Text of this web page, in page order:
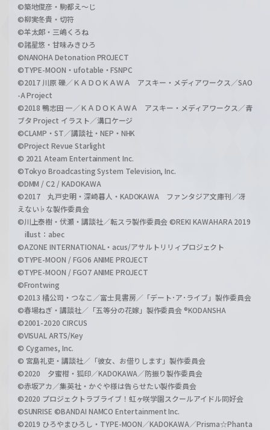
©築地俊彦・駒都え～じ
©柳実冬貴・切符
©羊太郎・三嶋くろね
©諸星悠・甘味みきひろ
©NANOHA Detonation PROJECT
©TYPE-MOON・ufotable・FSNPC
©2017 川原 礫／ＫＡＤＯＫＡＷＡ アスキー・メディアワークス／SAO
-A Project
©2018 鴨志田 一／ＫＡＤＯＫＡＷＡ アスキー・メディアワークス／青
ブタ Project イラスト／溝口ケージ
©CLAMP・ST／講談社・NEP・NHK
©Project Revue Starlight
© 2021 Ateam Entertainment Inc.
©Tokyo Broadcasting System Television, Inc.
©DMM / C2 / KADOKAWA
©2017 丸戸史明・深崎暮人・KADOKAWA ファンタジア文庫刊／冴
えない♭な製作委員会
©川上泰樹・伏瀬・講談社／転スラ製作委員会 ©REKI KAWAHARA 2019
illust：abec
©AZONE INTERNATIONAL・acus/アサルトリリィプロジェクト
©TYPE-MOON / FGO6 ANIME PROJECT
©TYPE-MOON / FGO7 ANIME PROJECT
©Frontwing
©2013 橘公司・つなこ／富士見書房／「デート･ア･ライブ」製作委員会
©春場ねぎ・講談社／「五等分の花嫁」製作委員会 ®KODANSHA
©2001-2020 CIRCUS
©VISUAL ARTS/Key
© Cygames, Inc.
© 宮島礼吏・講談社／「彼女、お借りします」製作委員会
©2020 夕蜜柑・狐印／KADOKAWA／防振り製作委員会
©赤坂アカ／集英社・かぐや様は告らせたい製作委員会
©2020 プロジェクトラブライブ！虹ヶ咲学園スクールアイドル同好会
©SUNRISE ©BANDAI NAMCO Entertainment Inc.
©2019 ひろやまひろし・TYPE-MOON／KADOKAWA／Prisma☆Phanta